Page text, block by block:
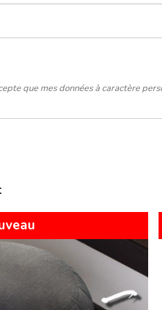
que mes données à caractère